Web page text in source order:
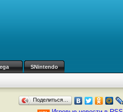
SNintendo
Поделиться…